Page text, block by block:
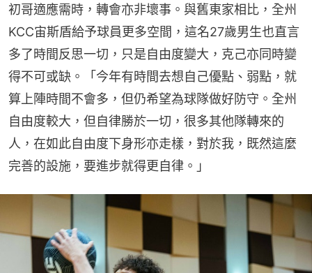
初哥適應需時，轉會亦非壞事。與舊東家相比，全州
KCC宙斯盾給予球員更多空間，這名27歲男生也直言
多了時間反思一切，只是自由度變大，克己亦同時變
得不可或缺。「今年有時間去想自己優點、弱點，就
算上陣時間不會多，但仍希望為球隊做好防守。全州
自由度較大，但自律勝於一切，很多其他隊轉來的
人，在如此自由度下身形亦走樣，對於我，既然這麼
完善的設施，要進步就得更自律。」